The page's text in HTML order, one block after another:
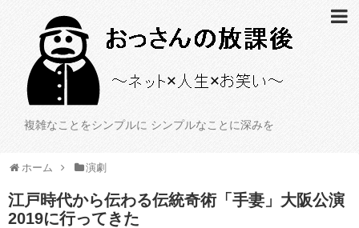
複雑なことをシンプルに シンプルなことに深みを
ホーム 演劇
江戸時代から伝わる伝統奇術「手妻」大阪公演
2019に行ってきた